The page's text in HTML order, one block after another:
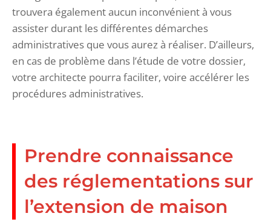
trouvera également aucun inconvénient à vous
assister durant les différentes démarches
administratives que vous aurez à réaliser. D’ailleurs,
en cas de problème dans l’étude de votre dossier,
votre architecte pourra faciliter, voire accélérer les
procédures administratives.
Prendre connaissance
des réglementations sur
l’extension de maison